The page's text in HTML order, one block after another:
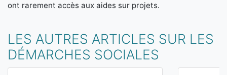
ont rarement accès aux aides sur projets.
LES AUTRES ARTICLES SUR LES
DÉMARCHES SOCIALES